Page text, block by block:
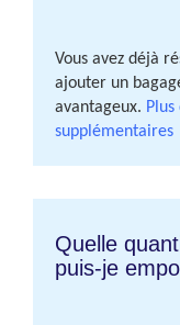
Vous avez déjà
ajouter un
avantageux.
supplémentaires
Quelle
puis-je